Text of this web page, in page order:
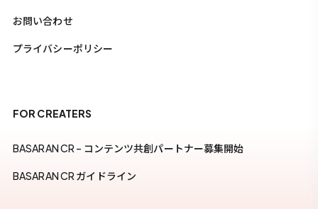
お問い合わせ
プライバシーポリシー
FOR CREATERS
BASARAN CR – コンテンツ共創パートナー募集開始
BASARAN CR ガイドライン